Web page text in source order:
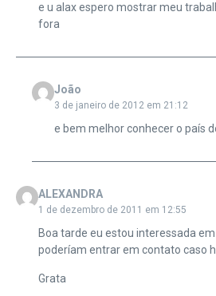
e u alax espero mostrar meu
fora
João
3 de janeiro de 2012 em 21:12
e bem melhor conhecer o país
ALEXANDRA
1 de dezembro de 2011 em 12:55
Boa tarde eu estou interessada
poderíam entrar em contato caso
Grata